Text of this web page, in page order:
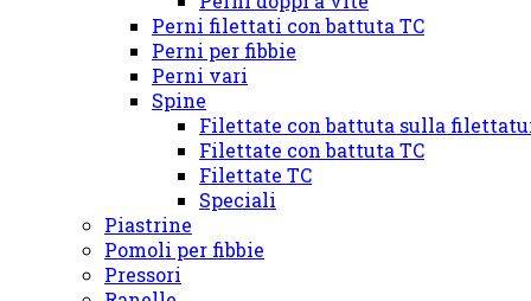
Perni filettati con battuta TC
Perni per fibbie
Perni vari
Spine
Filettate con battuta sulla
Filettate con battuta TC
Filettate TC
Speciali
Piastrine
Pomoli per fibbie
Pressori